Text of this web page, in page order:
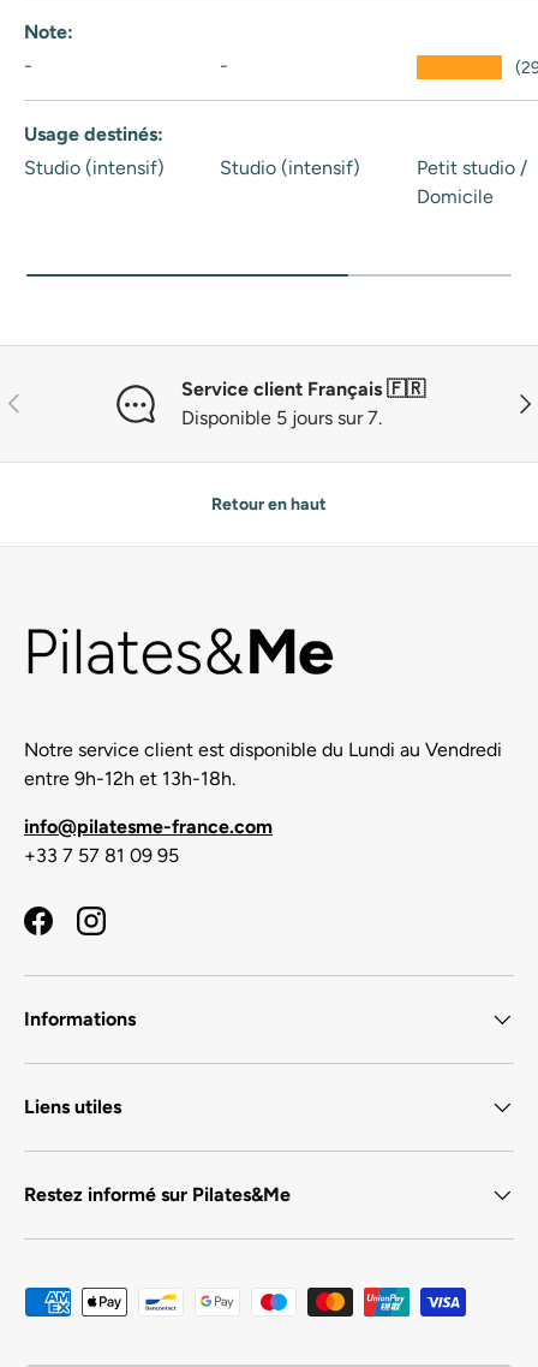
Note
-
-
Usage destinés
Studio (intensif)
Studio (intensif)
Petit studio /
Domicile
Précédent
Service client Français 🇫🇷
Disponible 5 jours sur 7.
Retour en haut
Notre service client est disponible du Lundi au Vendredi
entre 9h-12h et 13h-18h.
info@pilatesme-france.com
+33 7 57 81 09 95
FacebookInstagram
Informations
Liens utiles
Restez informé sur Pilates&Me
Moyens de paiement acceptés